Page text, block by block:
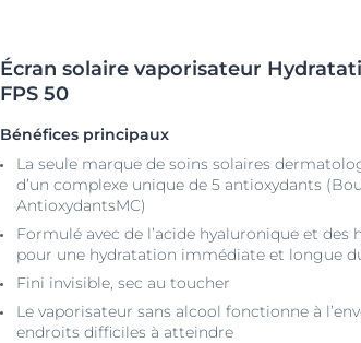
Écran solaire vaporisateur
FPS 50
Bénéfices principaux
La seule marque de soins solaires
d’un complexe unique de 5 antioxydants
AntioxydantsMC)
Formulé avec de l’acide hyaluronique et des
pour une hydratation immédiate et longue
Fini invisible, sec au toucher
Le vaporisateur sans alcool fonctionne à
endroits difficiles à atteindre